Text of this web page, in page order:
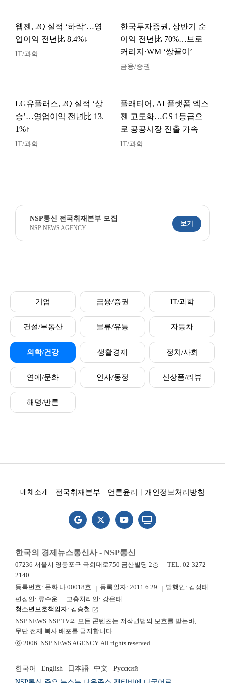
웹젠, 2Q 실적 ‘하락’…영
업이익 전년比 8.4%↓
IT/과학
한국투자증권, 상반기 순
이익 전년比 70%…브로
커리지·WM ‘쌍끌이’
금융/증권
LG유플러스, 2Q 실적 ‘상
승’…영업이익 전년比 13.
1%↑
IT/과학
플래티어, AI 플랫폼 엑스
젠 고도화…GS 1등급으
로 공공시장 진출 가속
IT/과학
NSP통신 전국취재본부 모집
NSP NEWS AGENCY
보기
기업 금융/증권 IT/과학
건설/부동산 물류/유통 자동차
의학/건강 생활경제 정치/사회
연예/문화 인사/동정 신상품/리뷰
해명/반론
매체소개 전국취재본부 언론윤리 개인정보처리방침
한국의 경제뉴스통신사 - NSP통신
07236 서울시 영등포구 국회대로750 금산빌딩 2층
TEL: 02-3272-
2140
등록번호: 문화 나 00018호
등록일자: 2011.6.29
발행인: 김정태
편집인: 류수운
고충처리인: 강은태
청소년보호책임자: 김승철 launch
NSP NEWS·NSP TV의 모든 콘텐츠는 저작권법의 보호를 받는바,
무단 전재.복사.배포를 금지합니다.
ⓒ 2006. NSP NEWS AGENCY. All rights reserved.
한국어 English 日本語 中文
Русский